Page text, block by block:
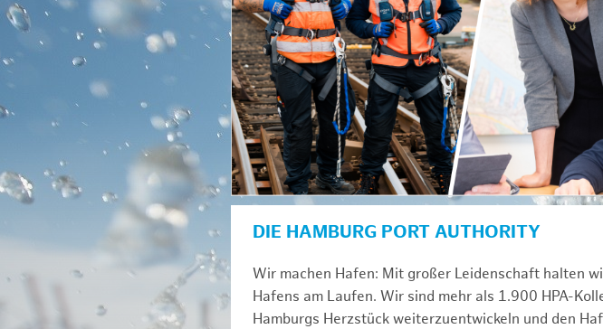
DIE HAMBURG PORT AUTHORITY
Wir machen Hafen: Mit großer Leidenschaft halten
Hafens am Laufen. Wir sind mehr als 1.900 HPA-
Hamburgs Herzstück weiterzuentwickeln und den